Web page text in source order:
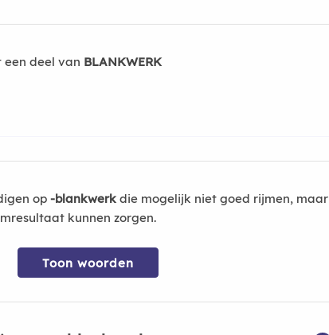
een deel van BLANKWERK
op -blankwerk die mogelijk niet goed rijmen, maar
kunnen zorgen.
Toon woorden